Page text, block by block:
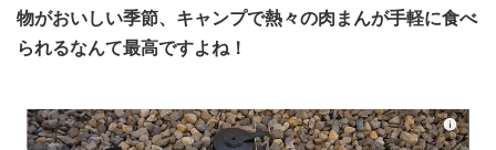
物がおいしい季節、キャンプで熱々の肉まんが手軽に食べ
られるなんて最高ですよね！